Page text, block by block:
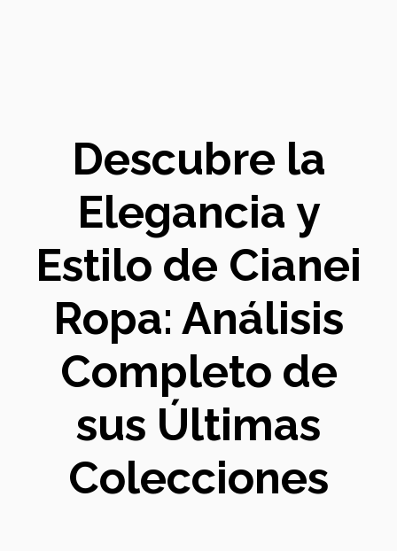
Descubre la
Elegancia y
Estilo de Cianei
Ropa: Análisis
Completo de
sus Últimas
Colecciones